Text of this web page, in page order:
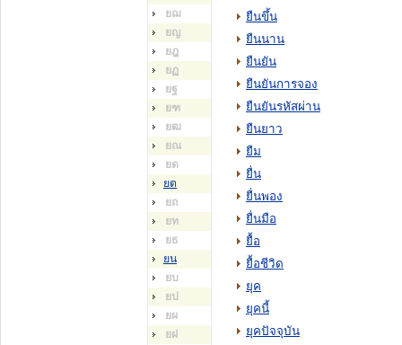
ยฌ
ยญ
ยฎ
ยฏ
ยฐ
ยฑ
ยฒ
ยณ
ยด
ยต
ยถ
ยท
ยธ
ยน
ยบ
ยป
ยผ
ยฝ
ยืนขึ้น
ยืนนาน
ยืนยัน
ยืนยันการจอง
ยืนยันรหัสผ่าน
ยืนยาว
ยืม
ยื่น
ยื่นพอง
ยื่นมือ
ยื้อ
ยื้อชีวิด
ยุค
ยุคนี้
ยุคปัจจุบัน